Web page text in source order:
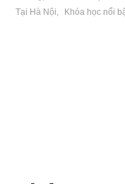
Tại Hà Nội, Khóa học nổi